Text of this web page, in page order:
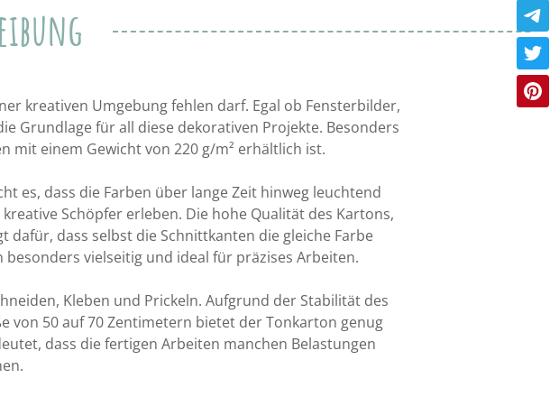
kreativen Umgebung fehlen darf. Egal ob Fensterbilder,
Grundlage für all diese dekorativen Projekte. Besonders
mit einem Gewicht von 220 g/m² erhältlich ist.
es, dass die Farben über lange Zeit hinweg leuchtend
Schöpfer erleben. Die hohe Qualität des Kartons,
dass selbst die Schnittkanten die gleiche Farbe
vielseitig und ideal für präzises Arbeiten.
Kleben und Prickeln. Aufgrund der Stabilität des
von 50 auf 70 Zentimetern bietet der Tonkarton genug
dass die fertigen Arbeiten manchen Belastungen